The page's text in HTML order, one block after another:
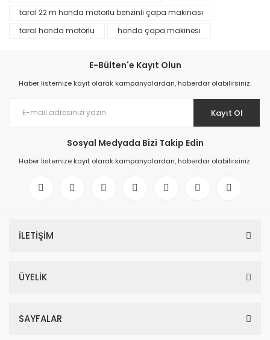
taral 22 m honda motorlu benzinli çapa makinası
taral honda motorlu
honda çapa makinesi
E-Bülten'e Kayıt Olun
Haber listemize kayıt olarak kampanyalardan, haberdar olabilirsiniz.
Kayıt Ol
Sosyal Medyada Bizi Takip Edin
Haber listemize kayıt olarak kampanyalardan, haberdar olabilirsiniz.
İLETİŞİM
ÜYELİK
SAYFALAR